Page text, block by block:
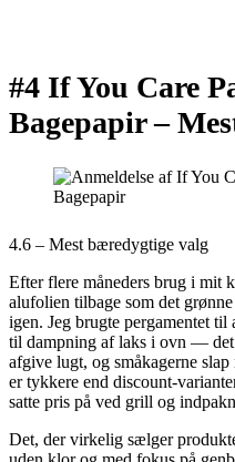
#4 If You Care
Bagepapir –
4.6 – Mest bæredygtige valg
Efter flere måneders brug i mit
alufolien tilbage som det
igen. Jeg brugte pergamentet
til dampning af laks i ovn — det
afgive lugt, og småkagerne
er tykkere end discount-
satte pris på ved grill og
Det, der virkelig sælger